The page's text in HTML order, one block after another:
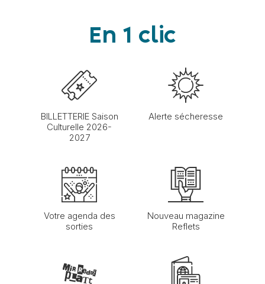
En 1 clic
BILLETTERIE Saison
Culturelle 2026-
2027
Alerte sécheresse
Votre agenda des
sorties
Nouveau magazine
Reflets